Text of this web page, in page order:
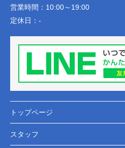
営業時間： 10:00～19:00
定休日： -
トップページ
スタッフ